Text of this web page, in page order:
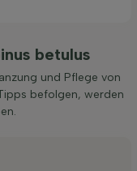
betulus
und Pflege von
befolgen, werden